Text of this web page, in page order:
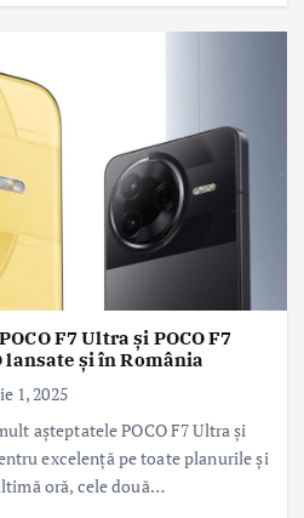
F7 Ultra și POCO F7
lansate și în România
1, 2025
așteptatele POCO F7 Ultra și
excelență pe toate planurile și
oră, cele două…